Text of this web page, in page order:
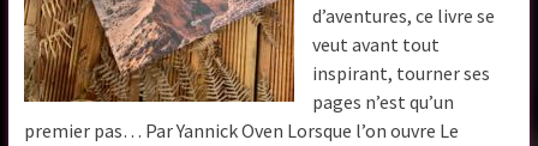
d’aventures, ce livre se
veut avant tout
inspirant, tourner ses
pages n’est qu’un
premier pas… Par Yannick Oven Lorsque l’on ouvre Le